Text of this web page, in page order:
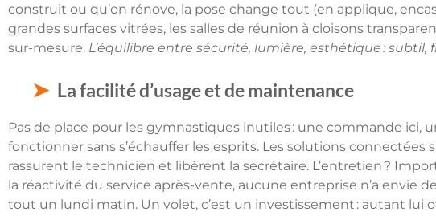
construit ou qu’on rénove, la pose change tout (en applique,
grandes surfaces vitrées, les salles de réunion à cloisons
sur-mesure. L’équilibre entre sécurité, lumière, esthétique : subtil,
La facilité d’usage et de maintenance
Pas de place pour les gymnastiques inutiles : une commande ici,
fonctionner sans s’échauffer les esprits. Les solutions connectées
rassurent le technicien et libèrent la secrétaire. L’entretien ?
la réactivité du service après-vente, aucune entreprise n’a envie
tout un lundi matin. Un volet, c’est un investissement : autant lui